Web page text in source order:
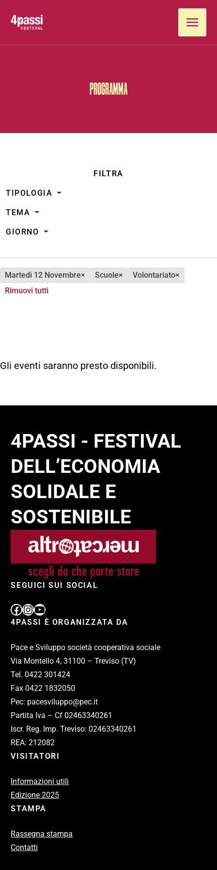
PROGRAMMA
FILTRA
TIPOLOGIA
TEMA
GIORNO
martedì 12 Novembre× scuole× volontariato×
Rimuovi tutti
Gli eventi saranno presto disponibili.
4PASSI - FESTIVAL
DELL’ECONOMIA
SOLIDALE E
SOSTENIBILE
SEGUICI SUI SOCIAL
4PASSI È ORGANIZZATA DA
Pace e Sviluppo società cooperativa sociale
Via Montello 4, 31100 – Treviso (TV)
Tel. 0422 301424
Fax 0422 1832050
Pec: pacesviluppo@pec.it
Partita Iva – Cf 02463340261
Iscr. Reg. Imp. Treviso: 02463340261
REA: 212082
VISITATORI
Informazioni utili
Edizione 2025
STAMPA
Rassegna stampa
Contatti